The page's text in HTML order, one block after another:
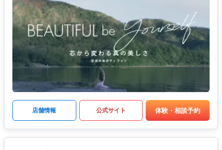
店舗情報 公式サイト 体験・相談予約